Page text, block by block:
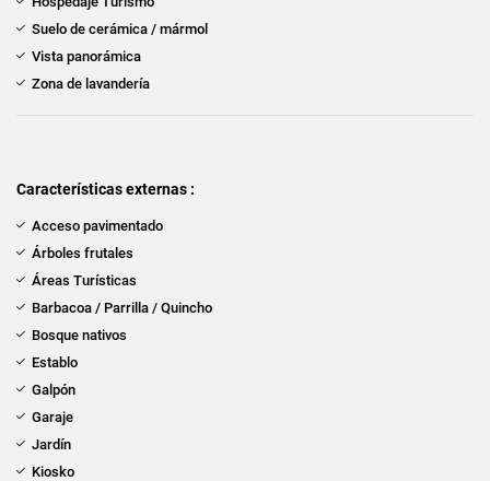
Suelo de cerámica / mármol
Vista panorámica
Zona de lavandería
Características externas :
Acceso pavimentado
Árboles frutales
Áreas Turísticas
Barbacoa / Parrilla / Quincho
Bosque nativos
Establo
Galpón
Garaje
Jardín
Kiosko